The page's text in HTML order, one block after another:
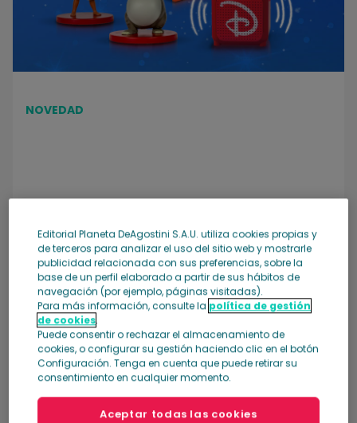
NOVEDAD
Toda la magia de los cuentos
Disney para escuchar y leer
El nº1 por solo 1,99€
Ver colección
Editorial Planeta DeAgostini S.A.U. utiliza cookies propias y
de terceros para analizar el uso del sitio web y mostrarle
publicidad relacionada con sus preferencias, sobre la
base de un perfil elaborado a partir de sus hábitos de
navegación (por ejemplo, páginas visitadas).
Para más información, consulte la política de gestión
de cookies.
Puede consentir o rechazar el almacenamiento de
cookies, o configurar su gestión haciendo clic en el botón
Configuración. Tenga en cuenta que puede retirar su
consentimiento en cualquier momento.
Aceptar todas las cookies